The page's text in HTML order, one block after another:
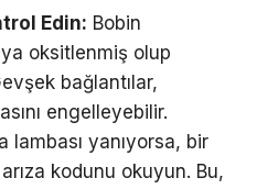
Edin: Bobin
oksitlenmiş olup
bağlantılar,
engelleyebilir.
lambası yanıyorsa, bir
kodunu okuyun. Bu,